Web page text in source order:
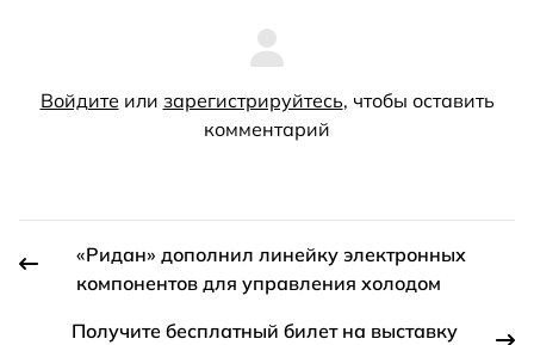
Войдите или зарегистрируйтесь, чтобы оставить
комментарий
«Ридан» дополнил линейку электронных
компонентов для управления холодом
Получите бесплатный билет на выставку